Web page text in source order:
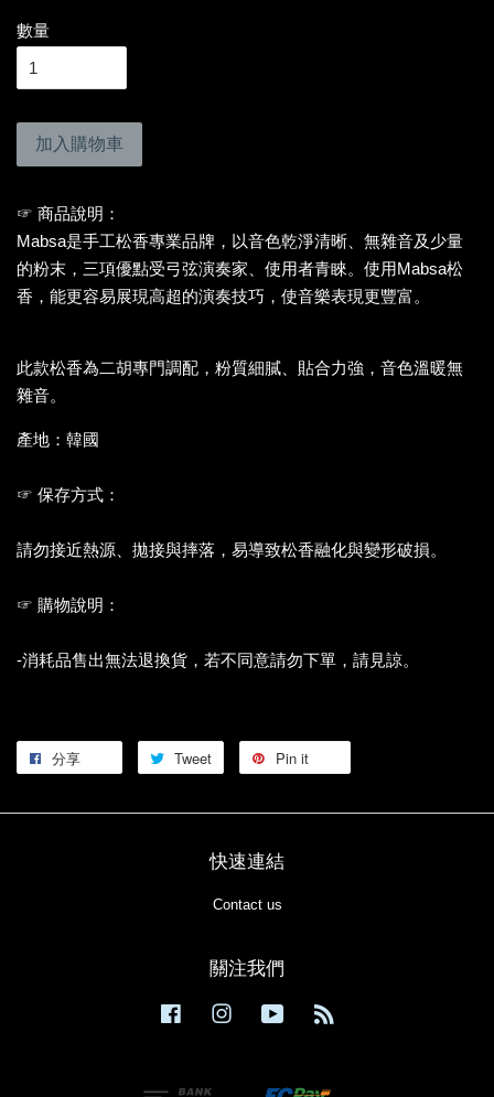
數量
加入購物車
☞ 商品說明：
Mabsa是手工松香專業品牌，以音色乾淨清晰、無雜音及少量
的粉末，三項優點受弓弦演奏家、使用者青睞。使用Mabsa松
香，能更容易展現高超的演奏技巧，使音樂表現更豐富。
此款松香為二胡專門調配，粉質細膩、貼合力強，音色溫暖無
雜音。
產地：韓國
☞ 保存方式：
請勿接近熱源、拋接與摔落，易導致松香融化與變形破損。
☞ 購物說明：
-消耗品售出無法退換貨，若不同意請勿下單，請見諒。
分享 Tweet Pin it
快速連結
Contact us
關注我們
Facebook Instagram YouTube